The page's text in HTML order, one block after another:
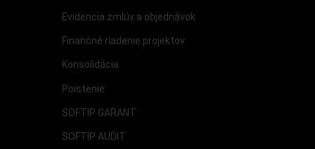
Evidencia zmlúv a objednávok
Finančné riadenie projektov
Konsolidácia
Poistenie
SOFTIP GARANT
SOFTIP AUDIT